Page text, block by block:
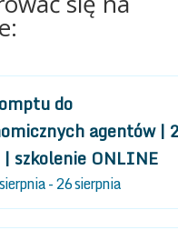
do
agentów |
szkolenie ONLINE
- 26 sierpnia